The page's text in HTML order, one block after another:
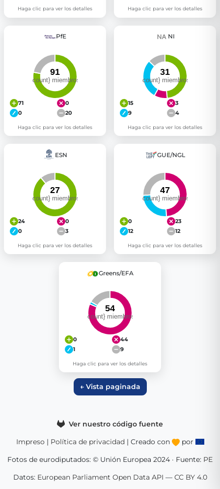
Haga clic para ver los detalles Haga clic para ver los detalles
PfE
71
0
0
20
Haga clic para ver los detalles
NI
15
3
9
4
Haga clic para ver los detalles
ESN
24
0
0
3
Haga clic para ver los detalles
GUE/NGL
0
23
12
12
Haga clic para ver los detalles
Greens/EFA
0
44
1
9
Haga clic para ver los detalles
← Vista paginada
Ver nuestro código fuente
Impreso | Política de privacidad | Creado con
por
Fotos de eurodiputados: © Unión Europea 2024 · Fuente: PE
Datos: European Parliament Open Data API — CC BY 4.0